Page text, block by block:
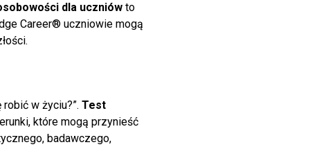
dla uczniów to
Career® uczniowie mogą
w życiu?”. Test
które mogą przynieść
badawczego,